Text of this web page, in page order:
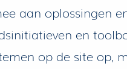
oplossingen
en
op de site op,